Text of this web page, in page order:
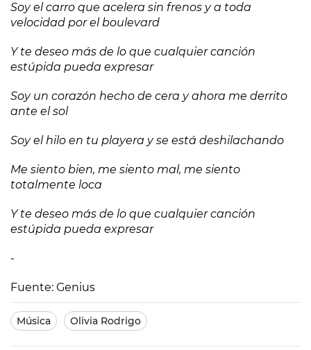
Soy el carro que acelera sin frenos y a toda
velocidad por el boulevard
Y te deseo más de lo que cualquier canción
estúpida pueda expresar
Soy un corazón hecho de cera y ahora me derrito
ante el sol
Soy el hilo en tu playera y se está deshilachando
Me siento bien, me siento mal, me siento
totalmente loca
Y te deseo más de lo que cualquier canción
estúpida pueda expresar
-
Fuente: Genius
Música Olivia Rodrigo